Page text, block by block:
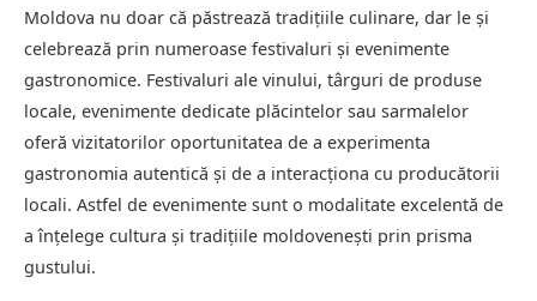
Moldova nu doar că păstrează tradițiile culinare, dar le și
celebrează prin numeroase festivaluri și evenimente
gastronomice. Festivaluri ale vinului, târguri de produse
locale, evenimente dedicate plăcintelor sau sarmalelor
oferă vizitatorilor oportunitatea de a experimenta
gastronomia autentică și de a interacționa cu producătorii
locali. Astfel de evenimente sunt o modalitate excelentă de
a înțelege cultura și tradițiile moldovenești prin prisma
gustului.